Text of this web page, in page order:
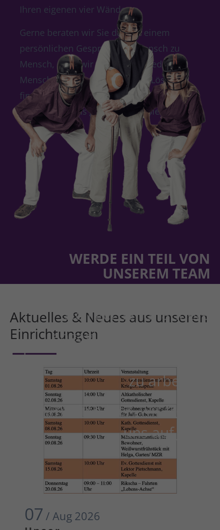
Ihren eigenen vier Wänden.
Gerne beraten wir Sie dazu in einem
persönlichen Gespräch von Mensch zu
Mensch, denn wir möchten für jeden
Menschen die individuell beste Lösung
finden. Rufen Sie uns deshalb einfach an -
wir nehmen uns gerne Zeit für Sie!
WERDE EIN TEIL VON
UNSEREM TEAM
sich gerne für andere
engagieren und Freude
daran haben, mit Menschen
zu arbeiten.
Bewirb dich hier, wir freuen
uns auf dich.
Aktuelles & Neues aus unseren
Einrichtungen
07 / Aug 2026